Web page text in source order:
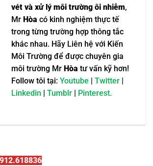
vét và xử lý môi trường ôi nhiễm,
Mr Hòa có kinh nghiệm thực tế
trong từng trường hợp thông tắc
khác nhau. Hãy Liên hệ với Kiến
Môi Trường để được chuyên gia
môi trường Mr Hòa tư vấn kỹ hơn!
Follow tôi tại: Youtube | Twitter |
Linkedin | Tumblr | Pinterest.